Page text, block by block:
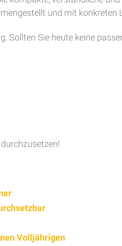
und mit konkreten
Sie heute keine
Volljährigen